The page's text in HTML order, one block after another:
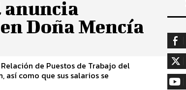
anuncia
Doña Mencía
de Puestos de Trabajo del
como que sus salarios se